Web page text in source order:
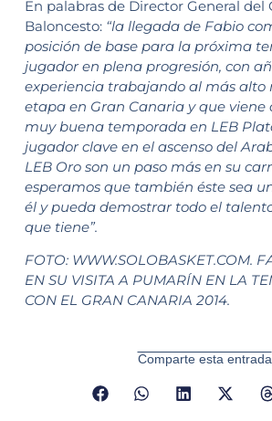
En palabras de Director General del
Baloncesto: “la llegada de Fabio
posición de base para la próxima
jugador en plena progresión, con
experiencia trabajando al más alto
etapa en Gran Canaria y que viene
muy buena temporada en LEB
jugador clave en el ascenso del
LEB Oro son un paso más en su
esperamos que también éste sea
él y pueda demostrar todo el
que tiene”.
FOTO: WWW.SOLOBASKET.COM.
EN SU VISITA A PUMARÍN EN LA
CON EL GRAN CANARIA 2014.
Comparte esta entrada